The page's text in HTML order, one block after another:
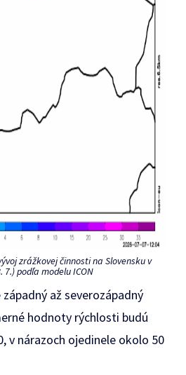
zrážkovej činnosti na Slovensku v
7.) podľa modelu ICON
až severozápadný
hodnoty rýchlosti budú
v nárazoch ojedinele okolo 50